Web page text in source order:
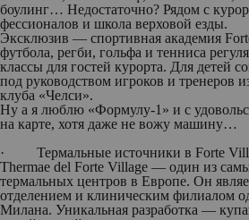
боулинг… Недостаточно? Рядом с
фес­сионалов и школа верховой езды.
Эксклюзив — спортивная академия
футбола, регби, гольфа и тенниса
классы для гостей курорта. Для детей
под руководством игроков и тренеров
клуба «Челси».
Ну а я люблю «Формулу-1» и с
на карте, хотя даже не вожу машину…
· Термальные источники в Forte
Thermae del Forte Village — один из
термальных центров в Европе. Он
отделением и клиническим филиалом
Милана. Уникальная разработка —